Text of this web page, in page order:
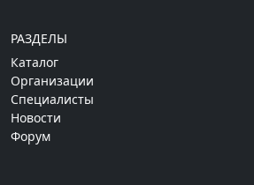
РАЗДЕЛЫ
Каталог
Организации
Специалисты
Новости
Форум